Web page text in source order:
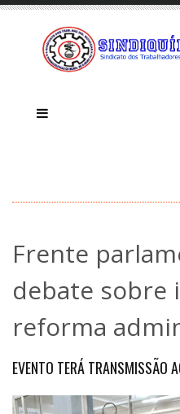
Frente
debate sobre
reforma
EVENTO TERÁ TRANSMISSÃO